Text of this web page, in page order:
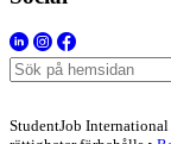
StudentJob